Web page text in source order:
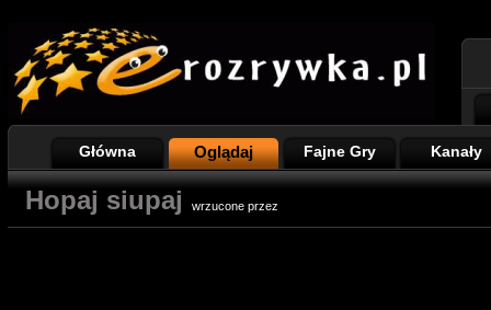
Główna Oglądaj Fajne Gry Kanały
Hopaj siupaj wrzucone przez